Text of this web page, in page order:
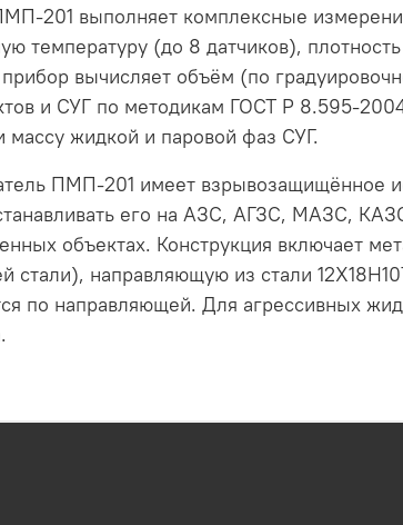
201 выполняет комплексные
температуру (до 8 датчиков),
вычисляет объём (по
и СУГ по методикам ГОСТ Р 8.595-
массу жидкой и паровой фаз СУГ.
ПМП-201 имеет взрывозащищённое
его на АЗС, АГЗС, МАЗС,
объектах. Конструкция включает
стали), направляющую из стали
по направляющей. Для агрессивных